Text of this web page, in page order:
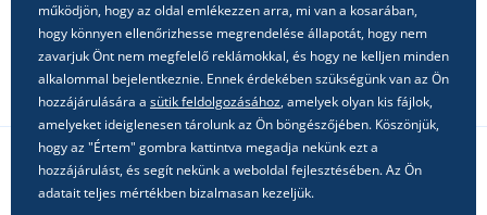
Kövessen minket a közösségi hálózatokon
működjön, hogy az oldal emlékezzen arra, mi van a kosarában,
hogy könnyen ellenőrizhesse megrendelése állapotát, hogy nem
zavarjuk Önt nem megfelelő reklámokkal, és hogy ne kelljen minden
alkalommal bejelentkeznie. Ennek érdekében szükségünk van az Ön
hozzájárulására a sütik feldolgozásához, amelyek olyan kis fájlok,
amelyeket ideiglenesen tárolunk az Ön böngészőjében. Köszönjük,
hogy az "Értem" gombra kattintva megadja nekünk ezt a
hozzájárulást, és segít nekünk a weboldal fejlesztésében. Az Ön
adatait teljes mértékben bizalmasan kezeljük.